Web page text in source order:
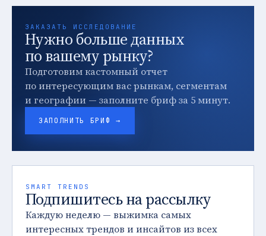
ЗАКАЗАТЬ ИССЛЕДОВАНИЕ
Нужно больше данных
по вашему рынку?
Подготовим кастомный отчет
по интересующим вас рынкам, сегментам
и географии — заполните бриф за 5 минут.
ЗАПОЛНИТЬ БРИФ →
SMART TRENDS
Подпишитесь на рассылку
Каждую неделю — выжимка самых
интересных трендов и инсайтов из всех